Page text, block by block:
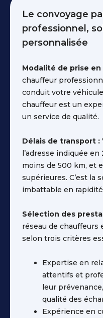
Le convoyage
professionnel,
personnalisée
Modalité de prise
chauffeur
conduit votre
chauffeur est un
un service de qualité.
Délais de transport :
l’adresse indiquée
moins de 500 km, et
supérieures. C’est la
imbattable en
Sélection des
réseau de chauffeurs
selon trois critères
Expertise en
attentifs et
leur
qualité des
Expérience en